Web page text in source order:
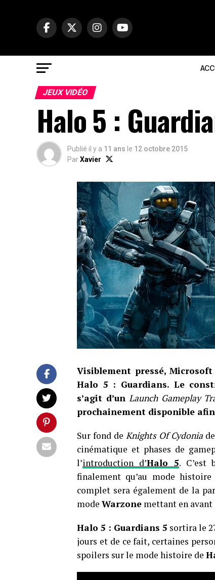
JEUX VIDÉO
Halo 5 :
Publié il y a 11 ans le 12 octobre 2015
ParXavier
Visiblement pressé,
Halo 5 : Guardians. Le
s’agit d’unLaunch Gameplay
prochainement disponible
Sur fond deKnights Of Cydonia
cinématique et phases de
l’introduction d’Halo 5. C’est
finalement qu’au mode
complet sera également de la
mode Warzone mettant en avant
Halo 5 : Guardians 5 sortira le
jours et de ce fait, certaines
spoilers sur le mode histoire de